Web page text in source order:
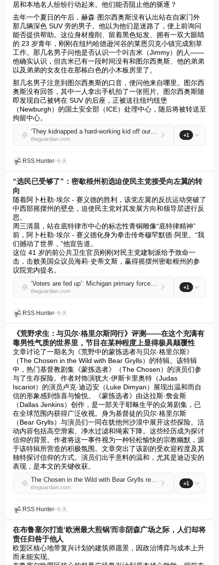
居和本地名人纷纷行动起来。他们能否阻止他的驱逐？
去年一个夏日的午后，赫森·图尔西奥斯没有认出站在自家门外
那几辆深色 SUV 旁的男子。他以为他们是迷路了，便上前询问
能否提供帮助。这位身材瘦削、留着黑色短发、拥有一双大眼睛
的 23 岁青年，刚刚在纽约哈德逊河谷的莱恩贝克小镇完成割草
工作。那几名男子问他是否认识一个叫吉米（Jimmy）的人——
他确实认识，但吉米已有一段时间没有和图尔西奥斯、他的弟弟
以及弟弟的女友住在那栋白色的小木板房里了。
那几名男子注意到图尔西奥斯的口音，便问他来自哪里。图尔西
奥斯没有回答，其中一人拿出手机拍了一张照片。图尔西奥斯随
即发现自己被铐在 SUV 的后座，正被送往纽约纽堡
（Newburgh）的国土安全部（ICE）处理中心，随后将被转送至
拘留中心。
‘They kidnapped a hard-working kid off our streets’: the gardener seized by ICE – and the New York town fighting back
theguardian.com
+1
RSS Hunter•今天
“选民已受够了”：密歇根州初选迫使民主党接受向左翼的转
向
随着阿卜杜勒·埃尔 - 赛义德的胜利，该党左翼的反抗运动突破了
中西部摇摆州的壁垒，迫使民主党对其发展方向和领导层进行反
思。
周三清晨，站在底特律市中心的标志性青铜雕像“底特律精神”
前，阿卜杜勒·埃尔 - 赛义德化身为拳击传奇穆罕默德·阿里。“我
们撼动了世界，”他宣告道。
这位 41 岁的前公共卫生官员刚刚对民主党建制派给予致命一
击，击败美国众议员海莉·史蒂文斯，赢得摇摆州密歇根州的参
议院党内提名。
‘Voters are fed up’: Michigan primary forces Democratic party to accept leftwing shift
theguardian.com
+1
RSS Hunter•今天
《荒野求生：与贝尔·格里尔斯同行》评测——在这个充满有
毒男性气质的世界里，节目在某种程度上显得极具颠覆性
文章讨论了一期名为《荒野中的蒙拣选者与贝尔·格里尔斯》
（The Chosen in the Wild with Bear Grylls）的特辑。该特辑
中，热门基督教剧集《蒙拣选者》（The Chosen）的演员们参
与了生存探险。作者对饰演犹大·伊斯卡里奥特（Judas
Iscariot）的演员卢克·迪迈安（Luke Dimyan）展现出温和而自
信的形象感到惊喜与愉悦。《蒙拣选者》由达拉斯·詹金斯
（Dallas Jenkins）创作，是一部关于耶稣生平的众筹剧集，已
在全球范围内获得广泛收视。身为基督徒的贝尔·格里尔斯
（Bear Grylls）与演员们一同在犹他州沙漠中展开这些探险。活
动内容包括高空滑索、净水过滤和绳索下降。这些经历成为探讨
信仰的背景。作者将这一事件视为一种轻松愉快的宗教幽默，源
于该特辑所营造的积极氛围。文章突出了该剧的受欢迎程度及其
独特探讨信仰的方式。演员们出乎意料的温和，尤其是迪迈安的
表现，是本文的关键收获。
The Chosen in the Wild with Bear Grylls review – in a world of toxic masculinity, this feels radical at points
theguardian.com
+1
RSS Hunter•今天
在布鲁塞尔打造‘欧洲最大煎锅’而非阴森广场之际，人们却将
责任归咎于他人
欧盟区核心地带复兴计划的建筑师愿景，因政治博弈与成本上升
而未能实现。